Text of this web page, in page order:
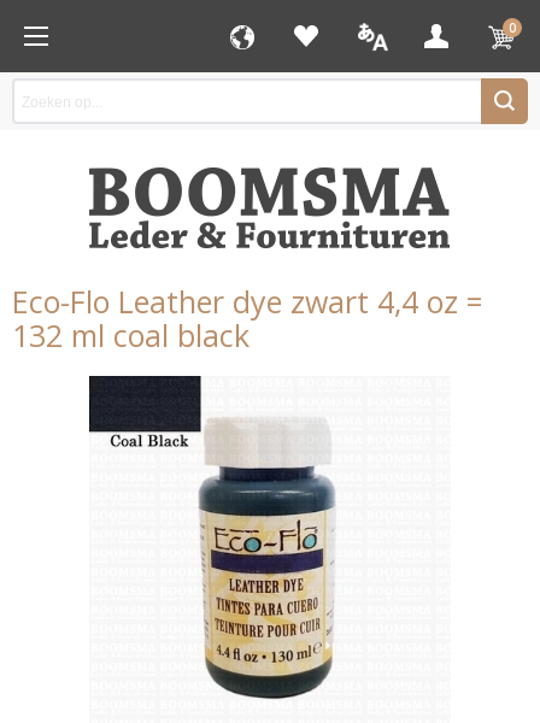
0
Eco-Flo Leather dye zwart 4,4 oz =
132 ml coal black